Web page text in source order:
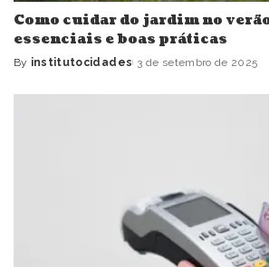
Como cuidar do jardim no
essenciais e boas práticas
Posted
By institutocidades 3 de setembro de 2025